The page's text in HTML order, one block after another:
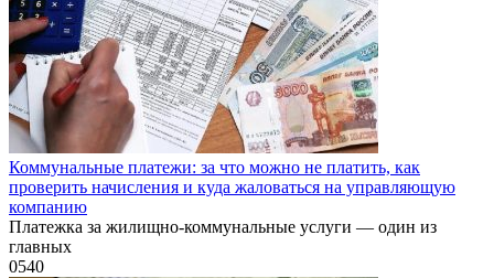
Коммунальные платежи: за что можно не платить, как
проверить начисления и куда жаловаться на управляющую
компанию
Платежка за жилищно-коммунальные услуги — один из
главных
0540